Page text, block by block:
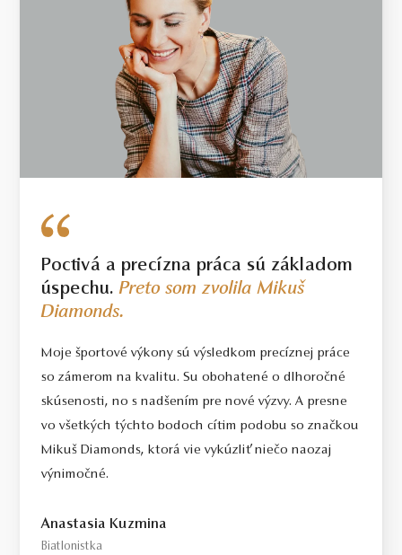
Poctivá a precízna práca sú základom
úspechu.Preto som zvolila Mikuš
Diamonds.
Moje športové výkony sú výsledkom precíznej práce
so zámerom na kvalitu. Su obohatené o dlhoročné
skúsenosti, no s nadšením pre nové výzvy. A presne
vo všetkých týchto bodoch cítim podobu so značkou
Mikuš Diamonds, ktorá vie vykúzliť niečo naozaj
výnimočné.
Anastasia Kuzmina
Biatlonistka